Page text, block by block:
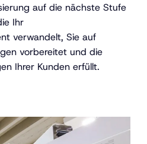
auf die nächste Stufe
Ihr
verwandelt, Sie auf
vorbereitet und die
Ihrer Kunden erfüllt.